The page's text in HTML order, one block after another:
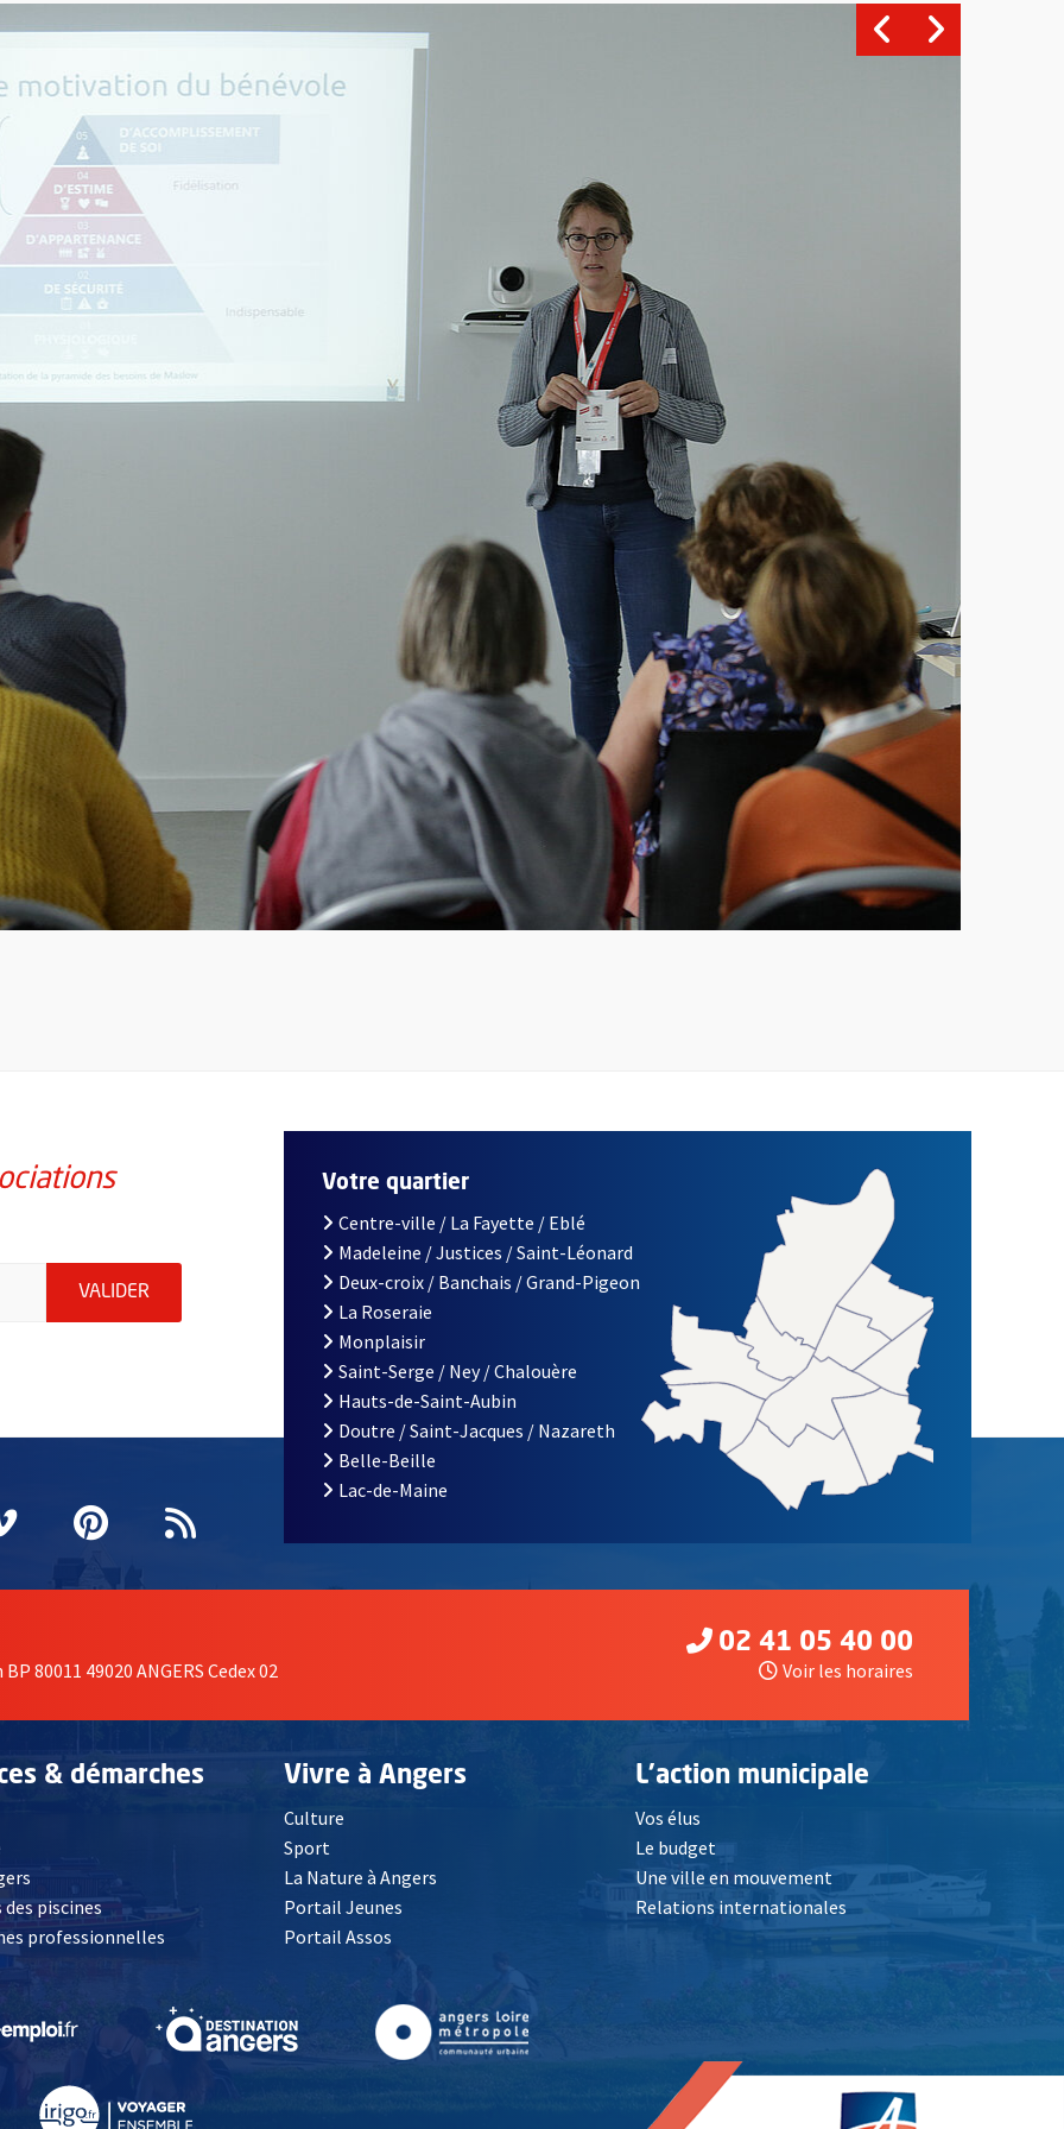
de la ville d'Angers, indiquez votre email (champ obligatoire)
VALIDERENVOYER MA DEMANDE D'INSCRIPTION À LA LETTRE D'INFORMATION DES ASSOCIATIONS DE LA VILLE
fenêtrefenêtre
une nouvelle fenêtre
Vimeo
, Ouvre une nouvelle fenêtre
Pinterest
, Ouvre une nouvelle fenêtre
Flux RSS
Votre quartier
Centre-ville / La Fayette / Eblé
Madeleine / Justices / Saint-Léonard
Deux-croix / Banchais / Grand-Pigeon
La Roseraie
Monplaisir
Saint-Serge / Ney / Chalouère
Hauts-de-Saint-Aubin
Doutre / Saint-Jacques / Nazareth
Belle-Beille
Lac-de-Maine
80011 49020 ANGERS Cedex 02
02 41 05 40 00
Voir les horaires
& démarches
, Ouvre une nouvelle fenêtre
piscines
professionnelles
Vivre à Angers
Culture
Sport
La Nature à Angers
Portail Jeunes
Portail Assos
L'action municipale
Vos élus
Le budget
Une ville en mouvement
Relations internationales
fenêtre , Ouvre une nouvelle fenêtre , Ouvre une nouvelle fenêtre, Ouvre une nouvelle fenêtre